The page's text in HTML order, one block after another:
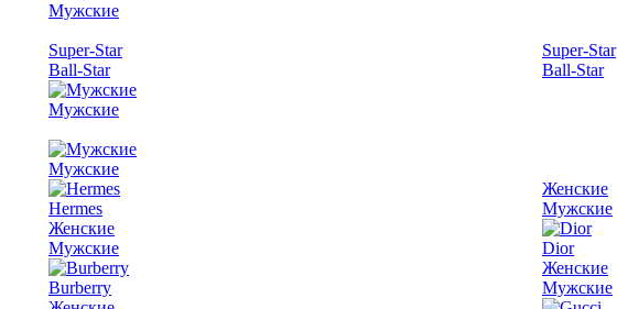
Мужские
Super-Star
Ball-Star
Мужские
Super-Star
Ball-Star
Мужские
Hermes
Женские
Мужские
Burberry
Женские
Мужские
Dior
Женские
Мужские